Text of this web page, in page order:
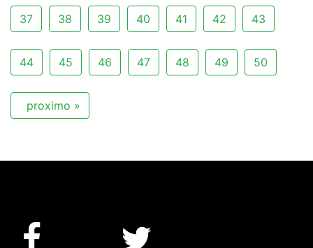
37 38 39 40 41 42 43
44 45 46 47 48 49 50
proximo »